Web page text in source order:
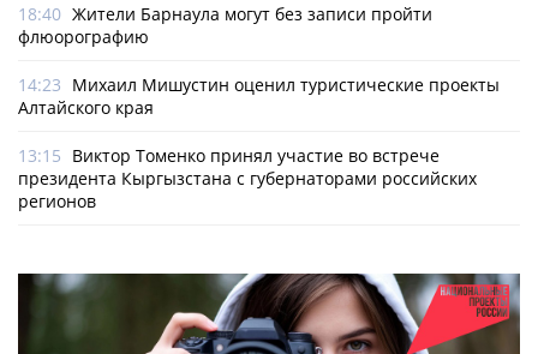
18:40 Жители Барнаула могут без записи пройти
флюорографию
14:23 Михаил Мишустин оценил туристические проекты
Алтайского края
13:15 Виктор Томенко принял участие во встрече
президента Кыргызстана с губернаторами российских
регионов